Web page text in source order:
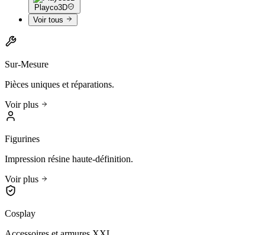
Playco3D
Voir tous
Sur-Mesure
Pièces uniques et réparations.
Voir plus
Figurines
Impression résine haute-définition.
Voir plus
Cosplay